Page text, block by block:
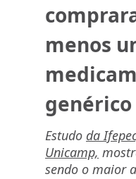
menos
genérico
Estudo da
Unicamp,
sendo o maior